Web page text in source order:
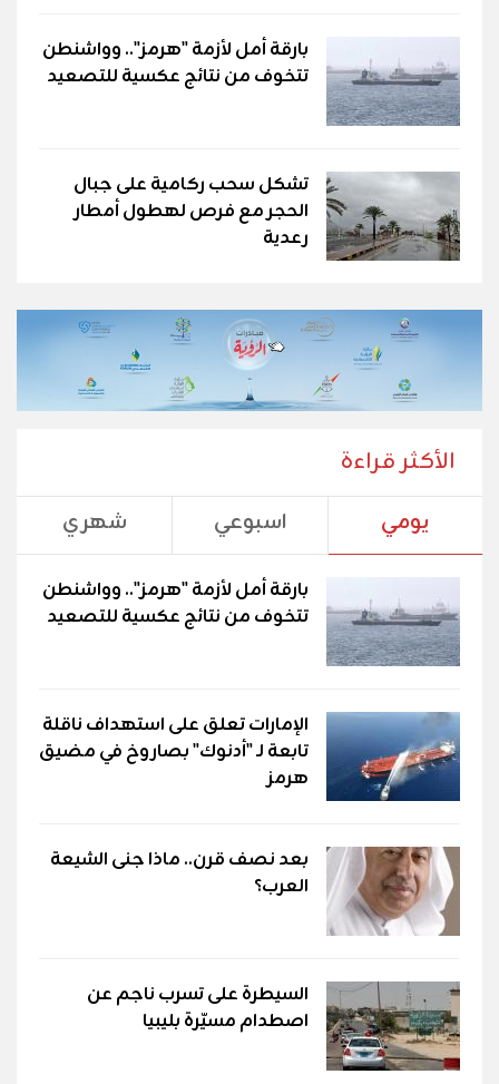
بارقة أمل لأزمة "هرمز".. وواشنطن
تتخوف من نتائج عكسية للتصعيد
تشكل سحب ركامية على جبال
الحجر مع فرص لهطول أمطار
رعدية
الأكثر قراءة
يومي اسبوعي شهري
بارقة أمل لأزمة "هرمز".. وواشنطن
تتخوف من نتائج عكسية للتصعيد
الإمارات تعلق على استهداف ناقلة
تابعة لـ "أدنوك" بصاروخ في مضيق
هرمز
بعد نصف قرن.. ماذا جنى الشيعة
العرب؟
السيطرة على تسرب ناجم عن
اصطدام مسيّرة بليبيا